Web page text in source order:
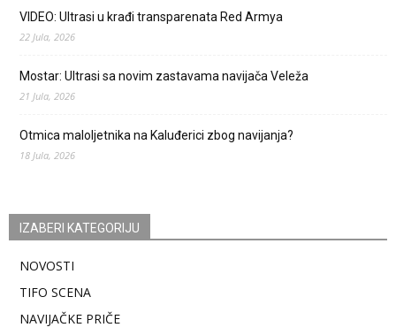
VIDEO: Ultrasi u krađi transparenata Red Armya
22 Jula, 2026
Mostar: Ultrasi sa novim zastavama navijača Veleža
21 Jula, 2026
Otmica maloljetnika na Kaluđerici zbog navijanja?
18 Jula, 2026
IZABERI KATEGORIJU
NOVOSTI
TIFO SCENA
NAVIJAČKE PRIČE